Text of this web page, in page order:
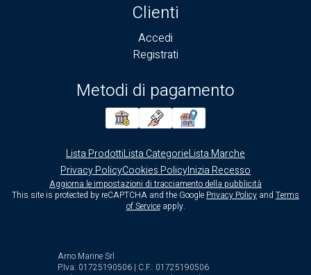
Clienti
Accedi
Registrati
Metodi di pagamento
Lista ProdottiLista CategorieLista Marche
Privacy PolicyCookies PolicyInizia Recesso
Aggiorna le impostazioni di tracciamento della pubblicità
This site is protected by reCAPTCHA and the Google Privacy Policy and Terms
of Serviceapply.
Arno Marine Srl
P.Iva: 01725190506 | C.F.: 01725190506